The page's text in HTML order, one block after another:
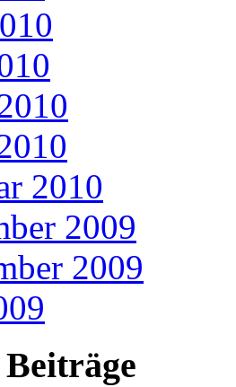
2010
2009
2009
Beiträge